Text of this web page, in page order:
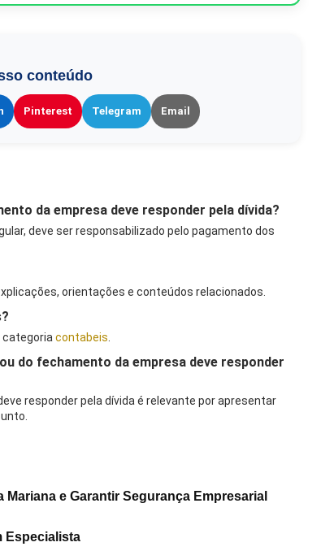
conteúdo
Pinterest Telegram Email
da empresa deve responder pela dívida?
deve ser responsabilizado pelo pagamento dos
orientações e conteúdos relacionados.
categoria contabeis
do fechamento da empresa deve responder
responder pela dívida é relevante por apresentar
e Garantir Segurança Empresarial
Especialista